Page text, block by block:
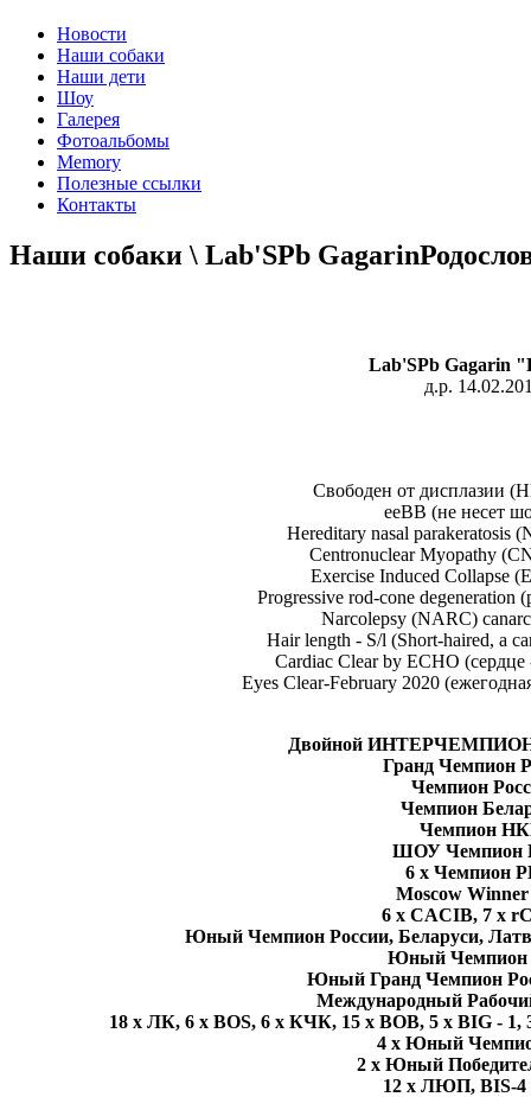
Новости
Наши собаки
Наши дети
Шоу
Галерея
Фотоальбомы
Memory
Полезные ссылки
Контакты
Наши собаки \ Lab'SPb Gagarin
Lab'SPb Gagarin
д.р.
Cвободен от дисплазии
eeBB (не несет
Hereditary nasal parakeratosis
Centronuclear Myopathy
Exercise Induced Collapse
Progressive rod-cone degeneration
Narcolepsy (NARC)
Hair length - S/l (Short-haired, a
Cardiac Clear by ECHO (сердце
Eyes Clear-February 2020
Двойной ИНТЕРЧЕМПИОН
Гранд Чемпион
Чемпион
Чемпион
Чемпион
ШОУ Чемпион
6 х Чемпион
Moscow Winner
6 x CACIB, 7 x
Юный Чемпион России, Беларуси,
Юный
Юный Гранд Чемпион
Международный
18 x ЛК, 6 х BOS, 6 х КЧК, 15 х BOB, 5 х BIG -
4 х Юный
2 x Юный
12 х ЛЮП, BIS-4